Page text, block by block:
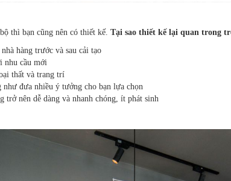
thì bạn cũng nên có thiết kế. Tại sao thiết kế lại quan trong
hàng trước và sau cải tạo
nhu cầu mới
thất và trang trí
đưa nhiều ý tưởng cho bạn lựa chọn
nên dễ dàng và nhanh chóng, ít phát sinh